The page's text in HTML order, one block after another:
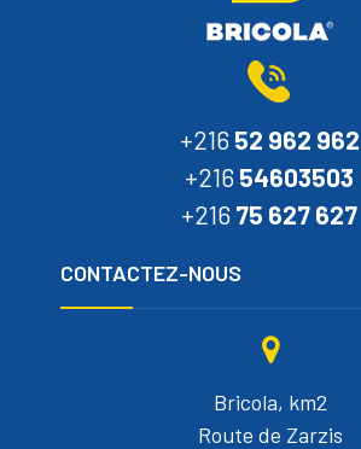
+216 52 962 962
+216 54603503
+216 75 627 627
CONTACTEZ-NOUS
Bricola, km2
Route de Zarzis